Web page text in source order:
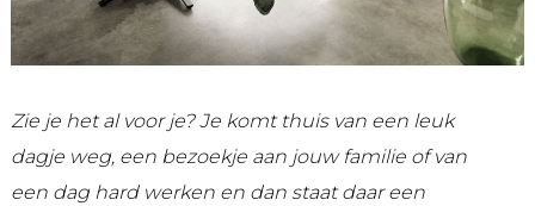
Zie je het al voor je? Je komt thuis van een leuk
dagje weg, een bezoekje aan jouw familie of van
een dag hard werken en dan staat daar een